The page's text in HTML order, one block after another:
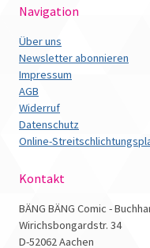
Navigation
Über uns
Newsletter abonnieren
Impressum
AGB
Widerruf
Datenschutz
Online-
Kontakt
BÄNG BÄNG Comic -
Wirichsbongardstr. 34
D-52062 Aachen